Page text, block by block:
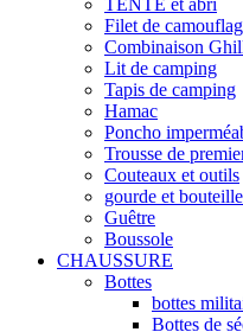
Filet de
Combinaison
Lit de camping
Tapis de camping
Hamac
Poncho
Trousse de
Couteaux et outils
gourde et
Guêtre
Boussole
CHAUSSURE
Bottes
bottes
Bottes de